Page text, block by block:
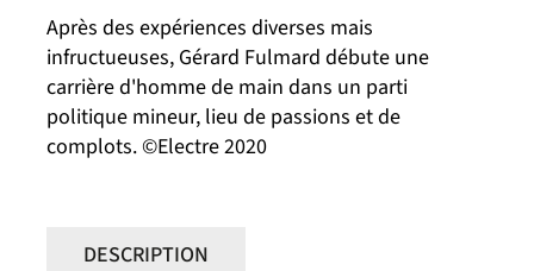
Après des expériences diverses mais
infructueuses, Gérard Fulmard débute une
carrière d'homme de main dans un parti
politique mineur, lieu de passions et de
complots. ©Electre 2020
DESCRIPTION